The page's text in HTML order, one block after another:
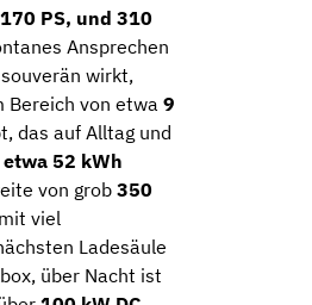
PS, und 310
Ansprechen
wirkt,
Bereich von etwa 9
das auf Alltag und
52 kWh
von grob 350
viel
Ladesäule
über Nacht ist